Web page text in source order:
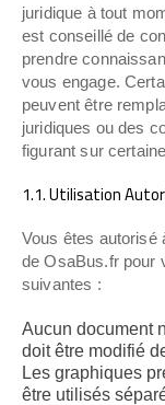
juridique à tout
est conseillé de
prendre
vous engage.
peuvent être
juridiques ou des
figurant sur
1.1. Utilisation
Vous êtes autorisé
de OsaBus.fr pour
suivantes :
Aucun document
doit être modifié
Les graphiques
être utilisés